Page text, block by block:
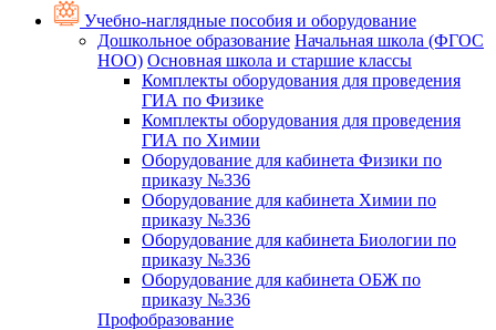
Учебно-наглядные пособия и оборудование
Дошкольное образование Начальная школа (ФГОС
НОО) Основная школа и старшие классы
Комплекты оборудования для проведения
ГИА по Физике
Комплекты оборудования для проведения
ГИА по Химии
Оборудование для кабинета Физики по
приказу №336
Оборудование для кабинета Химии по
приказу №336
Оборудование для кабинета Биологии по
приказу №336
Оборудование для кабинета ОБЖ по
приказу №336
Профобразование